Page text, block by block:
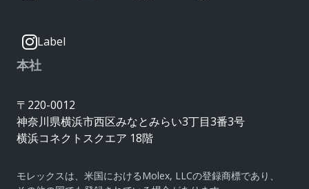
Label
本社
〒220-0012
神奈川県横浜市西区みなとみらい3丁目3番3号
横浜コネクトスクエア 18階
モレックスは、米国におけるMolex, LLCの登録商標であり、